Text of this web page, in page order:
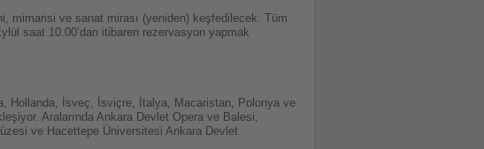
mimarisi ve sanat mirası (yeniden) keşfedilecek. Tüm
saat 10.00’dan itibaren rezervasyon yapmak
Hollanda, İsveç, İsviçre, İtalya, Macaristan, Polonya ve
Aralarında Ankara Devlet Opera ve Balesi,
ve Hacettepe Üniversitesi Ankara Devlet